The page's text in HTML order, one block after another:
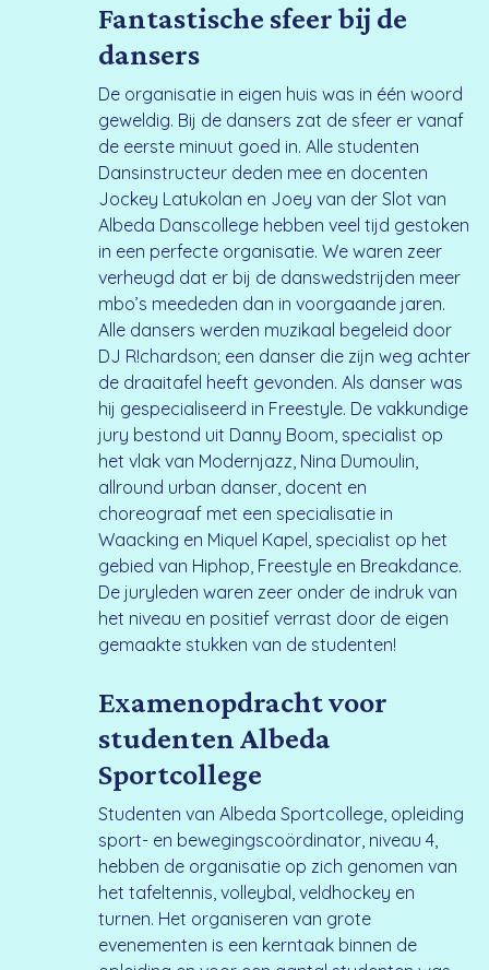
Fantastische sfeer bij de
dansers
De organisatie in eigen huis was in één woord
geweldig. Bij de dansers zat de sfeer er vanaf
de eerste minuut goed in. Alle studenten
Dansinstructeur deden mee en docenten
Jockey Latukolan en Joey van der Slot van
Albeda Danscollege hebben veel tijd gestoken
in een perfecte organisatie. We waren zeer
verheugd dat er bij de danswedstrijden meer
mbo’s meededen dan in voorgaande jaren.
Alle dansers werden muzikaal begeleid door
DJ R!chardson; een danser die zijn weg achter
de draaitafel heeft gevonden. Als danser was
hij gespecialiseerd in Freestyle. De vakkundige
jury bestond uit Danny Boom, specialist op
het vlak van Modernjazz, Nina Dumoulin,
allround urban danser, docent en
choreograaf met een specialisatie in
Waacking en Miquel Kapel, specialist op het
gebied van Hiphop, Freestyle en Breakdance.
De juryleden waren zeer onder de indruk van
het niveau en positief verrast door de eigen
gemaakte stukken van de studenten!
Examenopdracht voor
studenten Albeda
Sportcollege
Studenten van Albeda Sportcollege, opleiding
sport- en bewegingscoördinator, niveau 4,
hebben de organisatie op zich genomen van
het tafeltennis, volleybal, veldhockey en
turnen. Het organiseren van grote
evenementen is een kerntaak binnen de